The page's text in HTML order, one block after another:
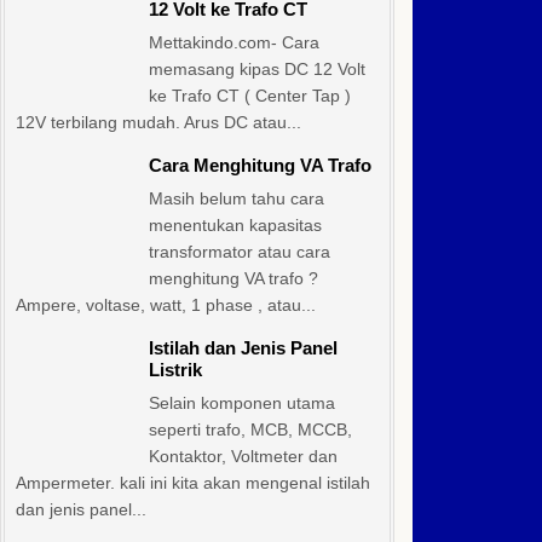
12 Volt ke Trafo CT
Mettakindo.com- Cara
memasang kipas DC 12 Volt
ke Trafo CT ( Center Tap )
12V terbilang mudah. Arus DC atau...
Cara Menghitung VA Trafo
Masih belum tahu cara
menentukan kapasitas
transformator atau cara
menghitung VA trafo ?
Ampere, voltase, watt, 1 phase , atau...
Istilah dan Jenis Panel
Listrik
Selain komponen utama
seperti trafo, MCB, MCCB,
Kontaktor, Voltmeter dan
Ampermeter. kali ini kita akan mengenal istilah
dan jenis panel...